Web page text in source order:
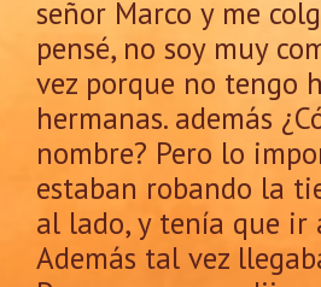
señor Marco y me
pensé, no soy muy
vez porque no tengo
hermanas. además
nombre? Pero lo
estaban robando la
al lado, y tenía que ir
Además tal vez